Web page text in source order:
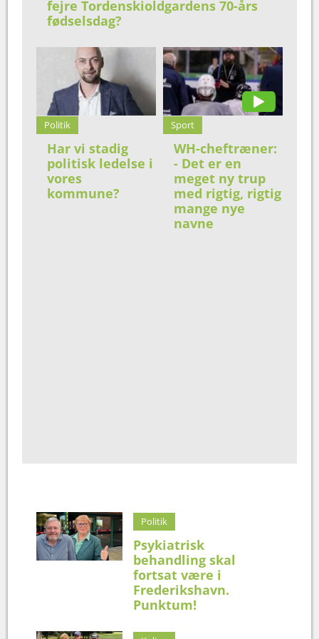
fejre Tordenskioldgardens 70-års
fødselsdag?
Politik
Har vi stadig
politisk ledelse i
vores
kommune?
Sport
WH-cheftræner:
- Det er en
meget ny trup
med rigtig, rigtig
mange nye
navne
Politik
Psykiatrisk
behandling skal
fortsat være i
Frederikshavn.
Punktum!